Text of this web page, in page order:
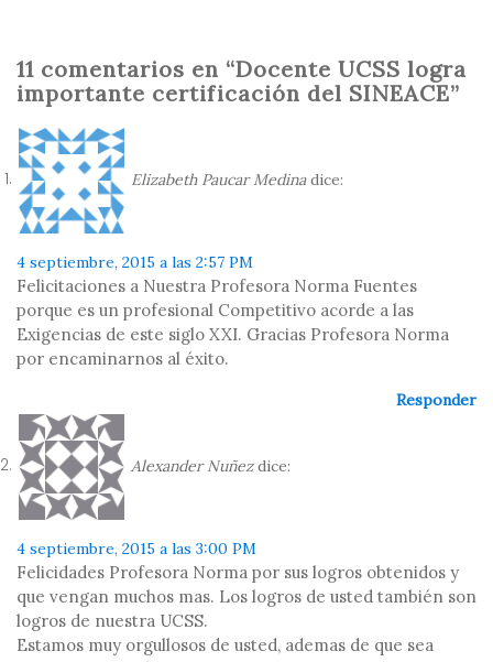
11 comentarios en “Docente UCSS logra
importante certificación del SINEACE”
Elizabeth Paucar Medina dice:
4 septiembre, 2015 a las 2:57 PM
Felicitaciones a Nuestra Profesora Norma Fuentes
porque es un profesional Competitivo acorde a las
Exigencias de este siglo XXI. Gracias Profesora Norma
por encaminarnos al éxito.
Responder
Alexander Nuñez dice:
4 septiembre, 2015 a las 3:00 PM
Felicidades Profesora Norma por sus logros obtenidos y
que vengan muchos mas. Los logros de usted también son
logros de nuestra UCSS.
Estamos muy orgullosos de usted, ademas de que sea